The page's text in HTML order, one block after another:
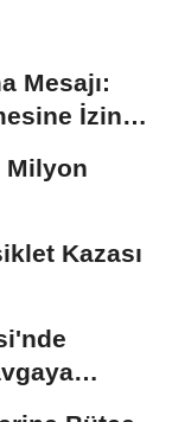
Mesajı:
İzin
Milyon
Kazası